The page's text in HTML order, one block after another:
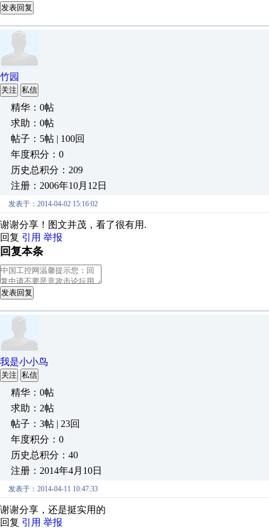
发表回复
竹园
关注 私信
精华：0帖
求助：0帖
帖子：5帖 | 100回
年度积分：0
历史总积分：209
注册：2006年10月12日
发表于：2014-04-02 15:16:02
谢谢分享！图文并茂，看了很有用.
回复 引用 举报
回复本条
发表回复
我是小小鸟
关注 私信
精华：0帖
求助：2帖
帖子：3帖 | 23回
年度积分：0
历史总积分：40
注册：2014年4月10日
发表于：2014-04-11 10:47:33
谢谢分享，还是挺实用的
回复 引用 举报